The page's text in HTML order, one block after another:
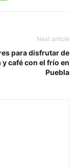
Next article
para disfrutar de
y café con el frío en
Puebla